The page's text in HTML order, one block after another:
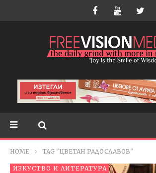
HOME TAG "ЦВЕТАН РАДОСЛАВОВ"
ИЗКУСТВО И ЛИТЕРАТУРА